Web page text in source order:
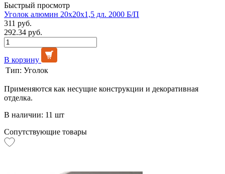
Быстрый просмотр
Уголок алюмин 20х20х1,5 дл. 2000 Б/П
311 руб.
292.34 руб.
В корзину
Тип: Уголок
Применяются как несущие конструкции и декоративная
отделка.
В наличии: 11 шт
Сопутствующие товары